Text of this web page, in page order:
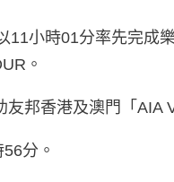
11小時01分率先完成
。
邦香港及澳門「
分。